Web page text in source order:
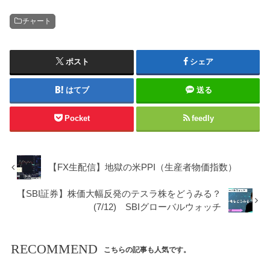
チャート
ポスト シェア
はてブ 送る
Pocket feedly
【FX生配信】地獄の米PPI（生産者物価指数）
【SBI証券】株価大幅反発のテスラ株をどうみる？
(7/12) SBIグローバルウォッチ
RECOMMEND こちらの記事も人気です。